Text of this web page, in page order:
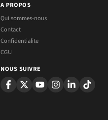
A PROPOS
Qui sommes-nous
Contact
Confidentialite
CGU
NOUS SUIVRE